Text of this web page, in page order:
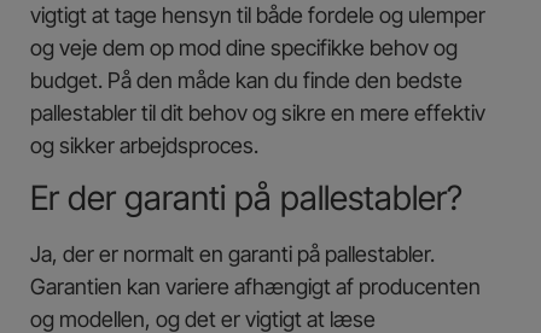
vigtigt at tage hensyn til både fordele og ulemper
og veje dem op mod dine specifikke behov og
budget. På den måde kan du finde den bedste
pallestabler til dit behov og sikre en mere effektiv
og sikker arbejdsproces.
Er der garanti på pallestabler?
Ja, der er normalt en garanti på pallestabler.
Garantien kan variere afhængigt af producenten
og modellen, og det er vigtigt at læse